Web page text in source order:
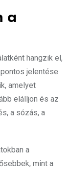
a
hangzik el,
jelentése
amelyet
elálljon és az
a sózás, a
a
mint a